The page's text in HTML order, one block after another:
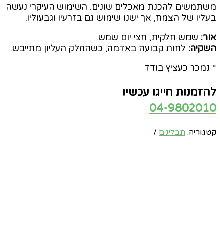
משתמשים להכנת מאכלים שונים. השימוש העיקרי נעשה
בעליו של הצמח, אך ישנו שימוש גם בזרעיו וגבעוליו.
אור: שמש חלקית, חצי יום שמש.
השקיה: לחות קבועה באדמה, כשהחלק העליון מתייבש.
* נמכר כעציץ בודד
להזמנות חייגו עכשיו
04-9802010
קטגוריה: תבלינים